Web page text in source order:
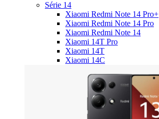
Série 14
Xiaomi Redmi Note 14 Pro+
Xiaomi Redmi Note 14 Pro
Xiaomi Redmi Note 14
Xiaomi 14T Pro
Xiaomi 14T
Xiaomi 14C